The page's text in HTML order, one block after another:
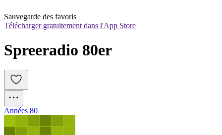
Sauvegarde des favoris
Télécharger gratuitement dans l'App Store
Spreeradio 80er
Années 80